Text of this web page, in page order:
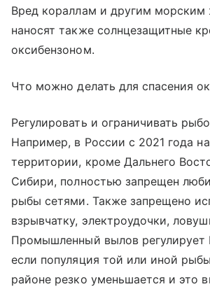
Вред кораллам и другим морским
наносят также солнцезащитные
оксибензоном.
Что можно делать для спасения
Регулировать и ограничивать
Например, в России с 2021 года
территории, кроме Дальнего
Сибири, полностью запрещен
рыбы сетями. Также запрещено
взрывчатку, электроудочки,
Промышленный вылов регулирует
если популяция той или иной
районе резко уменьшается и это